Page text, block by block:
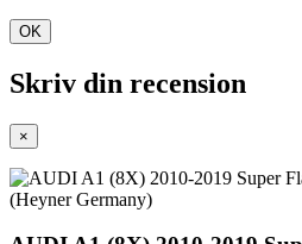
OK
Skriv din recension
×